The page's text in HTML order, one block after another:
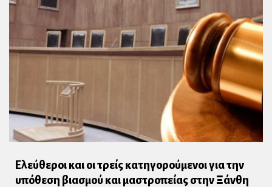
Ελεύθεροι και οι τρείς κατηγορούμενοι για την
υπόθεση βιασμού και μαστροπείας στην Ξάνθη